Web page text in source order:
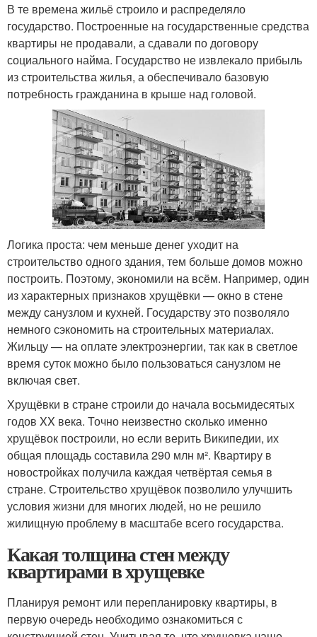
В те времена жильё строило и распределяло
государство. Построенные на государственные средства
квартиры не продавали, а сдавали по договору
социального найма. Государство не извлекало прибыль
из строительства жилья, а обеспечивало базовую
потребность гражданина в крыше над головой.
Логика проста: чем меньше денег уходит на
строительство одного здания, тем больше домов можно
построить. Поэтому, экономили на всём. Например, один
из характерных признаков хрущёвки — окно в стене
между санузлом и кухней. Государству это позволяло
немного сэкономить на строительных материалах.
Жильцу — на оплате электроэнергии, так как в светлое
время суток можно было пользоваться санузлом не
включая свет.
Хрущёвки в стране строили до начала восьмидесятых
годов XX века. Точно неизвестно сколько именно
хрущёвок построили, но если верить Википедии, их
общая площадь составила 290 млн м². Квартиру в
новостройках получила каждая четвёртая семья в
стране. Строительство хрущёвок позволило улучшить
условия жизни для многих людей, но не решило
жилищную проблему в масштабе всего государства.
Какая толщина стен между
квартирами в хрущевке
Планируя ремонт или перепланировку квартиры, в
первую очередь необходимо ознакомиться с